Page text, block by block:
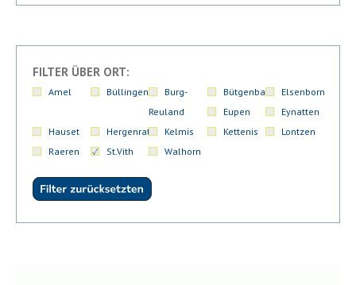
FILTER ÜBER ORT:
Amel Büllingen
Burg-
Reuland
Bütgenbach
Elsenborn
Eupen
Eynatten
Hauset
Hergenrath Kelmis Kettenis
Lontzen
Raeren
St.Vith Walhorn